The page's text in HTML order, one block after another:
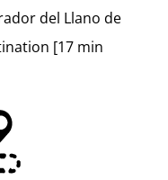
del Llano de
[17 min